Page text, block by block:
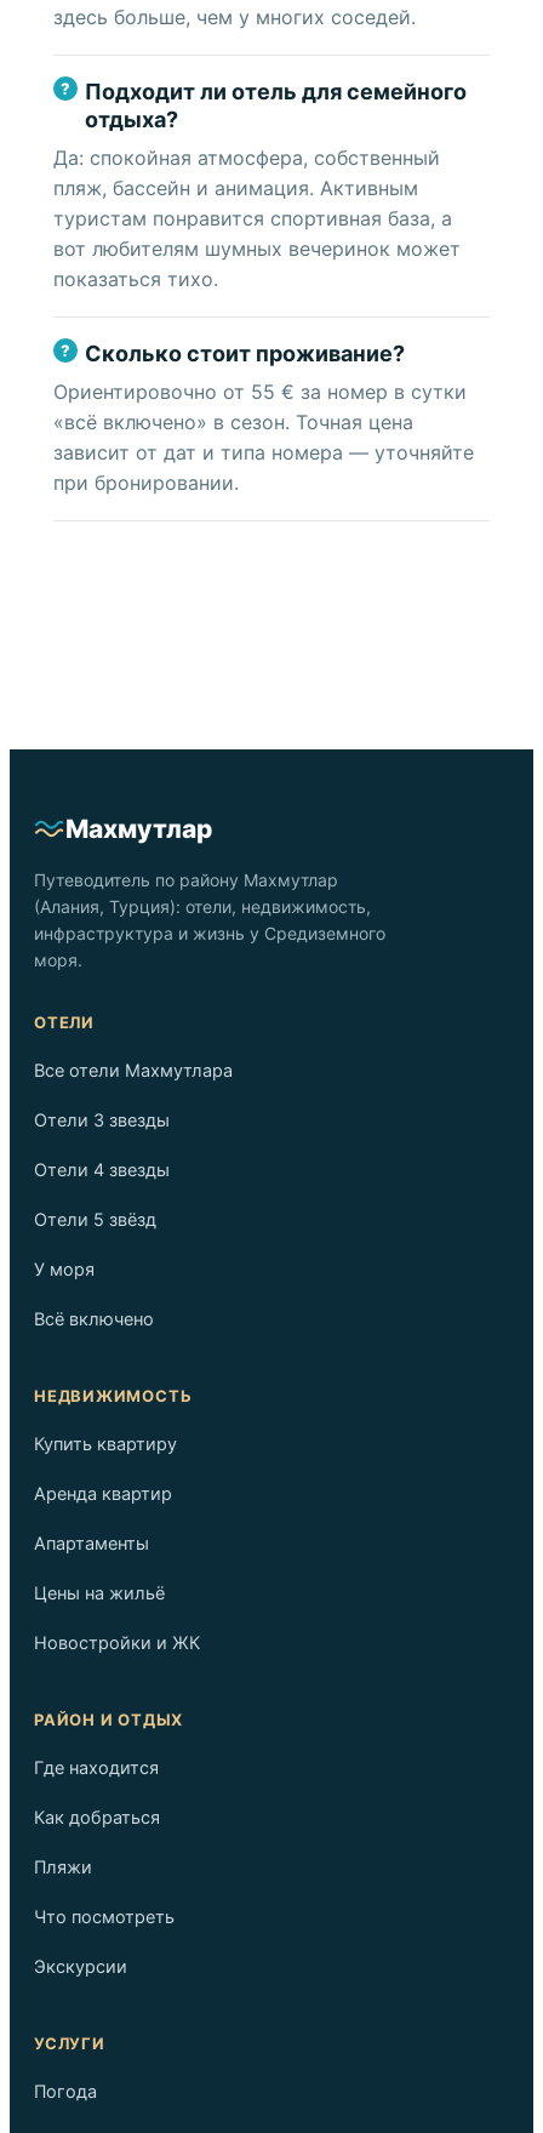
здесь больше, чем у многих соседей.
Подходит ли отель для семейного
отдыха?
Да: спокойная атмосфера, собственный
пляж, бассейн и анимация. Активным
туристам понравится спортивная база, а
вот любителям шумных вечеринок может
показаться тихо.
Сколько стоит проживание?
Ориентировочно от 55 € за номер в сутки
«всё включено» в сезон. Точная цена
зависит от дат и типа номера — уточняйте
при бронировании.
Махмутлар
Путеводитель по району Махмутлар
(Алания, Турция): отели, недвижимость,
инфраструктура и жизнь у Средиземного
моря.
ОТЕЛИ
Все отели Махмутлара
Отели 3 звезды
Отели 4 звезды
Отели 5 звёзд
У моря
Всё включено
НЕДВИЖИМОСТЬ
Купить квартиру
Аренда квартир
Апартаменты
Цены на жильё
Новостройки и ЖК
РАЙОН И ОТДЫХ
Где находится
Как добраться
Пляжи
Что посмотреть
Экскурсии
УСЛУГИ
Погода